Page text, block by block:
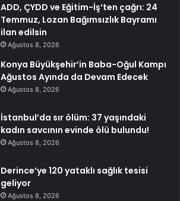
ADD, ÇYDD ve Eğitim-İş’ten çağrı: 24
Temmuz, Lozan Bağımsızlık Bayramı
ilan edilsin
Ağustos 8, 2026
Konya Büyükşehir’in Baba-Oğul Kampı
Ağustos Ayında da Devam Edecek
Ağustos 8, 2026
İstanbul’da sır ölüm: 37 yaşındaki
kadın savcının evinde ölü bulundu!
Ağustos 8, 2026
Derince’ye 120 yataklı sağlık tesisi
geliyor
Ağustos 8, 2026